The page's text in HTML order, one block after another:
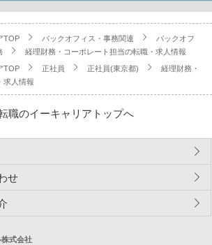
TOP バックオフィス・事務関連
バックオフ
経理財務・コーポレート担当の転職・求人情報
TOP 正社員 正社員(東京都)
経理財務・
求人情報
職のイーキャリアトップへ
せ
式会社